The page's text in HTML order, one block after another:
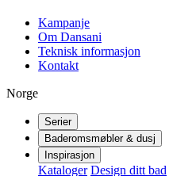
Kampanje
Om Dansani
Teknisk informasjon
Kontakt
Norge
Serier
Baderomsmøbler & dusj
Inspirasjon
Kataloger Design ditt bad